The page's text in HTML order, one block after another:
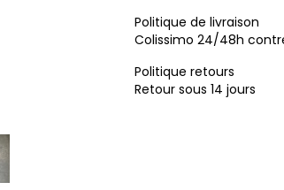
Politique de livraison
Colissimo 24/48h
Politique retours
Retour sous 14 jours